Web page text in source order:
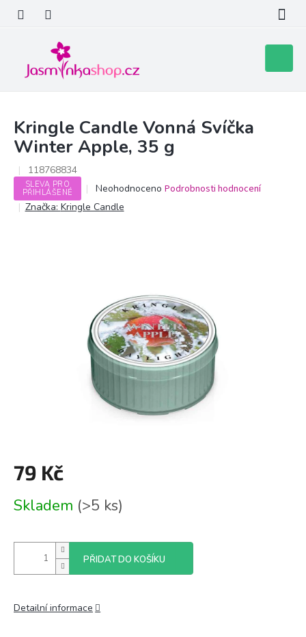
obsah
košík
Kringle Candle Vonná Svíčka
Winter Apple, 35 g
118768834
SLEVA PRO
PŘIHLÁŠENÉ
Průměrné
hodnocení
produktu
Neohodnoceno Podrobnosti hodnocení
Značka: Kringle Candle
79 Kč
cena:
Skladem (>5 ks)
PŘIDAT DO KOŠÍKU
Detailní informace